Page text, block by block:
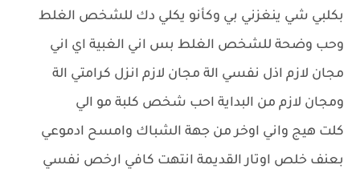
بكلبي شي ينغزني بي وكأنو يكلي دك للشخص الغلط
وحب وضحة للشخص الغلط بس اني الغبية اي اني
مجان لازم اذل نفسي الة مجان لازم انزل كرامتي الة
ومجان لازم من البداية احب شخص كلبة مو الي
كلت هيج واني اوخر من جهة الشباك وامسح ادموعي
بعنف خلص اوتار القديمة انتهت كافي ارخص نفسي